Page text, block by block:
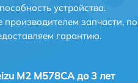
устройства.
запчасти,
гарантию.
M2 M578CA до 3 лет